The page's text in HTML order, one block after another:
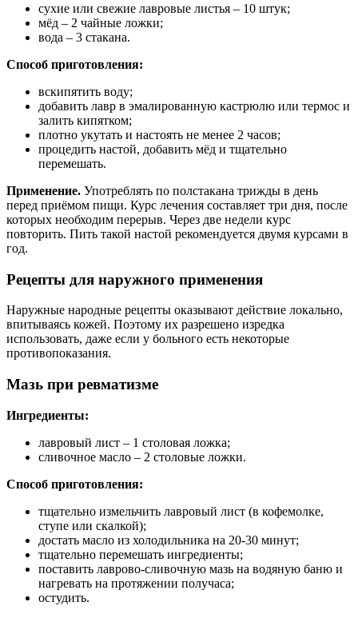
сухие или свежие лавровые листья – 10 штук;
мёд – 2 чайные ложки;
вода – 3 стакана.
Способ приготовления:
вскипятить воду;
добавить лавр в эмалированную кастрюлю или термос и
залить кипятком;
плотно укутать и настоять не менее 2 часов;
процедить настой, добавить мёд и тщательно
перемешать.
Применение. Употреблять по полстакана трижды в день
перед приёмом пищи. Курс лечения составляет три дня, после
которых необходим перерыв. Через две недели курс
повторить. Пить такой настой рекомендуется двумя курсами в
год.
Рецепты для наружного применения
Наружные народные рецепты оказывают действие локально,
впитываясь кожей. Поэтому их разрешено изредка
использовать, даже если у больного есть некоторые
противопоказания.
Мазь при ревматизме
Ингредиенты:
лавровый лист – 1 столовая ложка;
сливочное масло – 2 столовые ложки.
Способ приготовления:
тщательно измельчить лавровый лист (в кофемолке,
ступе или скалкой);
достать масло из холодильника на 20-30 минут;
тщательно перемешать ингредиенты;
поставить лаврово-сливочную мазь на водяную баню и
нагревать на протяжении получаса;
остудить.